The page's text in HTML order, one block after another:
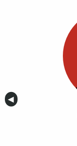
Anterior
◀︎